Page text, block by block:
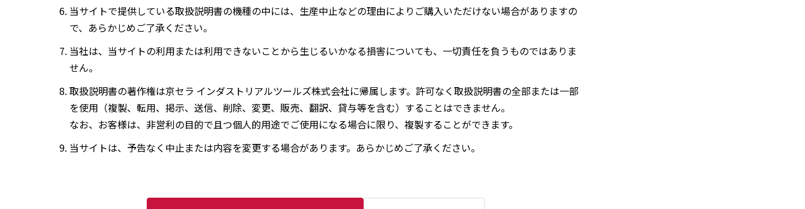
当サイトで提供している取扱説明書の機種の中には、生産中止などの理由によりご購入いただけない場合がありますの
で、あらかじめご了承ください。
当社は、当サイトの利用または利用できないことから生じるいかなる損害についても、一切責任を負うものではありま
せん。
取扱説明書の著作権は京セラ インダストリアルツールズ株式会社に帰属します。許可なく取扱説明書の全部または一部
を使用（複製、転用、掲示、送信、削除、変更、販売、翻訳、貸与等を含む）することはできません。
なお、お客様は、非営利の目的で且つ個人的用途でご使用になる場合に限り、複製することができます。
当サイトは、予告なく中止または内容を変更する場合があります。あらかじめご了承ください。